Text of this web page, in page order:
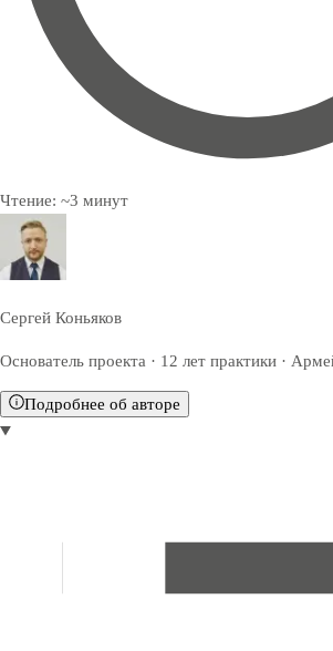
Чтение: ~3 минут
Сергей Коньяков
Основатель проекта · 12 лет практики ·
Подробнее об авторе